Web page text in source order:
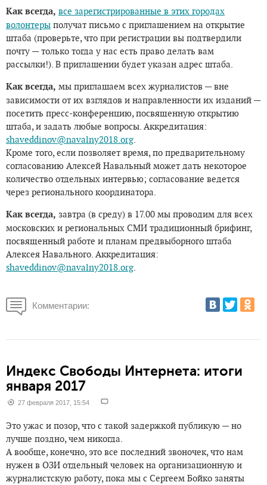
Как всегда, все зарегистрированные в этих городах
волонтеры получат письмо с приглашением на открытие
штаба (проверьте, что при регистрации вы подтвердили
почту — только тогда у нас есть право делать вам
рассылки!). В приглашении будет указан адрес штаба.
Как всегда, мы приглашаем всех журналистов — вне
зависимости от их взглядов и направленности их изданий —
посетить пресс-конференцию, посвященную открытию
штаба, и задать любые вопросы. Аккредитация:
shaveddinov@navalny2018.org.
Кроме того, если позволяет время, по предварительному
согласованию Алексей Навальный может дать некоторое
количество отдельных интервью; согласование ведется
через регионального координатора.
Как всегда, завтра (в среду) в 17.00 мы проводим для всех
московских и региональных СМИ традиционный брифинг,
посвященный работе и планам предвыборного штаба
Алексея Навального. Аккредитация:
shaveddinov@navalny2018.org.
Комментарии:
Индекс Свободы Интернета: итоги
января 2017
27 февраля 2017, 15:54
Это ужас и позор, что с такой задержкой публикую — но
лучше поздно, чем никогда.
А вообще, конечно, это все последний звоночек, что нам
нужен в ОЗИ отдельный человек на организационную и
журналистскую работу, пока мы с Сергеем Бойко заняты